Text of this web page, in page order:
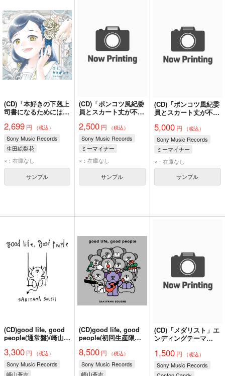
(CD)「本好きの下剋上
司書になるためには手
ん 領主の養女」エン
ディングテーマ 今
も、ありがとう(期間
生産限定盤)/生田絵梨
花
2,699 円 （税込）
Sony Music Records
生田絵梨花
×：在庫なし
サンプル
(CD)「ポンコツ風紀委
員とスカート丈が不適
ィングテーマ 部屋と
ガラクタと私(通常盤)/
ミーマイナー
2,500 円 （税込）
Sony Music Records
ミーマイナー
×：在庫なし
サンプル
(CD)「ポンコツ風紀委
員とスカート丈が不適
ングテーマ 部屋とガ
ラクタと私(初回生産
限定盤)/ミーマイナー
5,000円 （税込）
Sony Music Records
ミーマイナー
×：在庫なし
サンプル
(CD)good life, good
people(通常盤)/崎山蒼
3,300 円 （税込）
Sony Music Records
崎山蒼志
(CD)good life, good
people(初回生産限定
8,500 円 （税込）
Sony Music Records
崎山蒼志
(CD)「メダリスト」エ
ンディングテーマ
盤)/Conton Candy
1,500円 （税込）
Sony Music Records